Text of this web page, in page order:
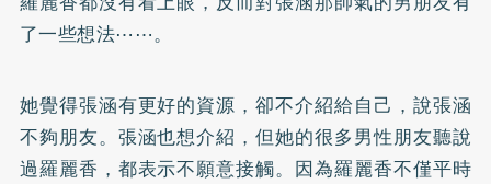
了一些想法⋯⋯。
她覺得張涵有更好的資源，卻不介紹給自己，說張涵
不夠朋友。張涵也想介紹，但她的很多男性朋友聽說
過羅麗香，都表示不願意接觸。因為羅麗香不僅平時